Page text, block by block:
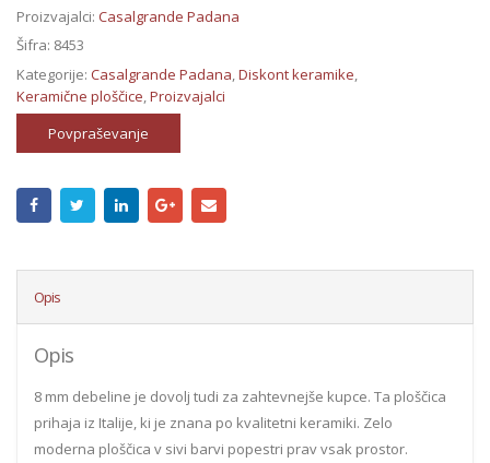
Proizvajalci: Casalgrande Padana
Šifra: 8453
Kategorije: Casalgrande Padana,Diskont keramike,
Keramične ploščice,Proizvajalci
Povpraševanje
Opis
Opis
8 mm debeline je dovolj tudi za zahtevnejše kupce. Ta ploščica
prihaja iz Italije, ki je znana po kvalitetni keramiki. Zelo
moderna ploščica v sivi barvi popestri prav vsak prostor.